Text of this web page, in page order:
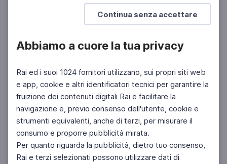
Continua senza accettare
Abbiamo a cuore la tua privacy
Rai ed i suoi 1024 fornitori utilizzano, sui propri siti web
e app, cookie e altri identificatori tecnici per garantire la
fruizione dei contenuti digitali Rai e facilitare la
navigazione e, previo consenso dell'utente, cookie e
strumenti equivalenti, anche di terzi, per misurare il
consumo e proporre pubblicità mirata.
Per quanto riguarda la pubblicità, dietro tuo consenso,
Rai e terzi selezionati possono utilizzare dati di
Facebook Instagram Twitter